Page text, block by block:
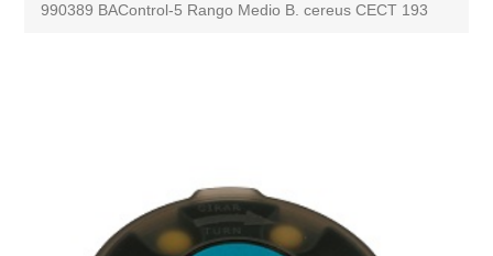
990389 BAControl-5 Rango Medio B. cereus CECT 193